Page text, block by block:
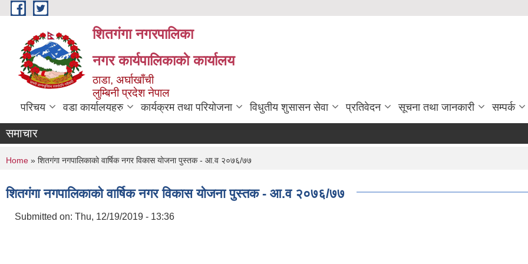
Skip to main content
शितगंगा नगरपालिका
नगर कार्यपालिकाकाे कार्यालय
ठाडा, अर्घाखाँची
लुम्बिनी प्रदेश नेपाल
परिचय वडा कार्यालयहरु कार्यक्रम तथा परियोजना विधुतीय शुसासन सेवा प्रतिवेदन सूचना तथा जानकारी सम्पर्क
समाचार
You are here
Home » शितगंगा नगपालिकाकाे वार्षिक नगर विकास याेजना पुस्तक - आ‍.व २०७६/७७
शितगंगा नगपालिकाकाे वार्षिक नगर विकास याेजना पुस्तक - आ‍.व २०७६/७७
Submitted on: Thu, 12/19/2019 - 13:36